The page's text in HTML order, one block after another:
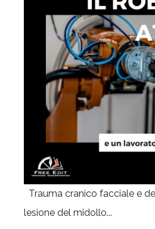
Trauma cranico facciale e
lesione del midollo...